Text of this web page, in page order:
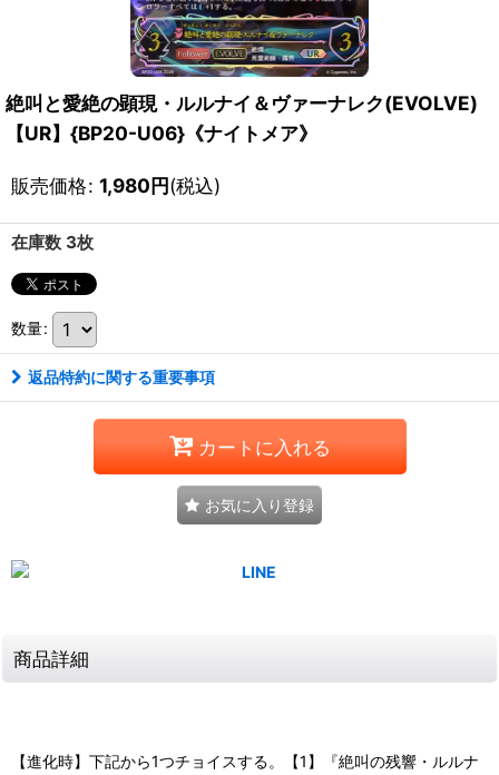
絶叫と愛絶の顕現・ルルナイ＆ヴァーナレク(EVOLVE)
【UR】{BP20-U06}《ナイトメア》
販売価格: 1,980円(税込)
在庫数 3枚
数量:
返品特約に関する重要事項
カートに入れる
お気に入り登録
商品詳細
【進化時】下記から1つチョイスする。【1】『絶叫の残響・ルルナ